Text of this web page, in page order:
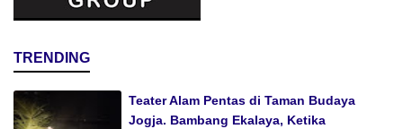
TRENDING
Teater Alam Pentas di Taman Budaya
Jogja. Bambang Ekalaya, Ketika